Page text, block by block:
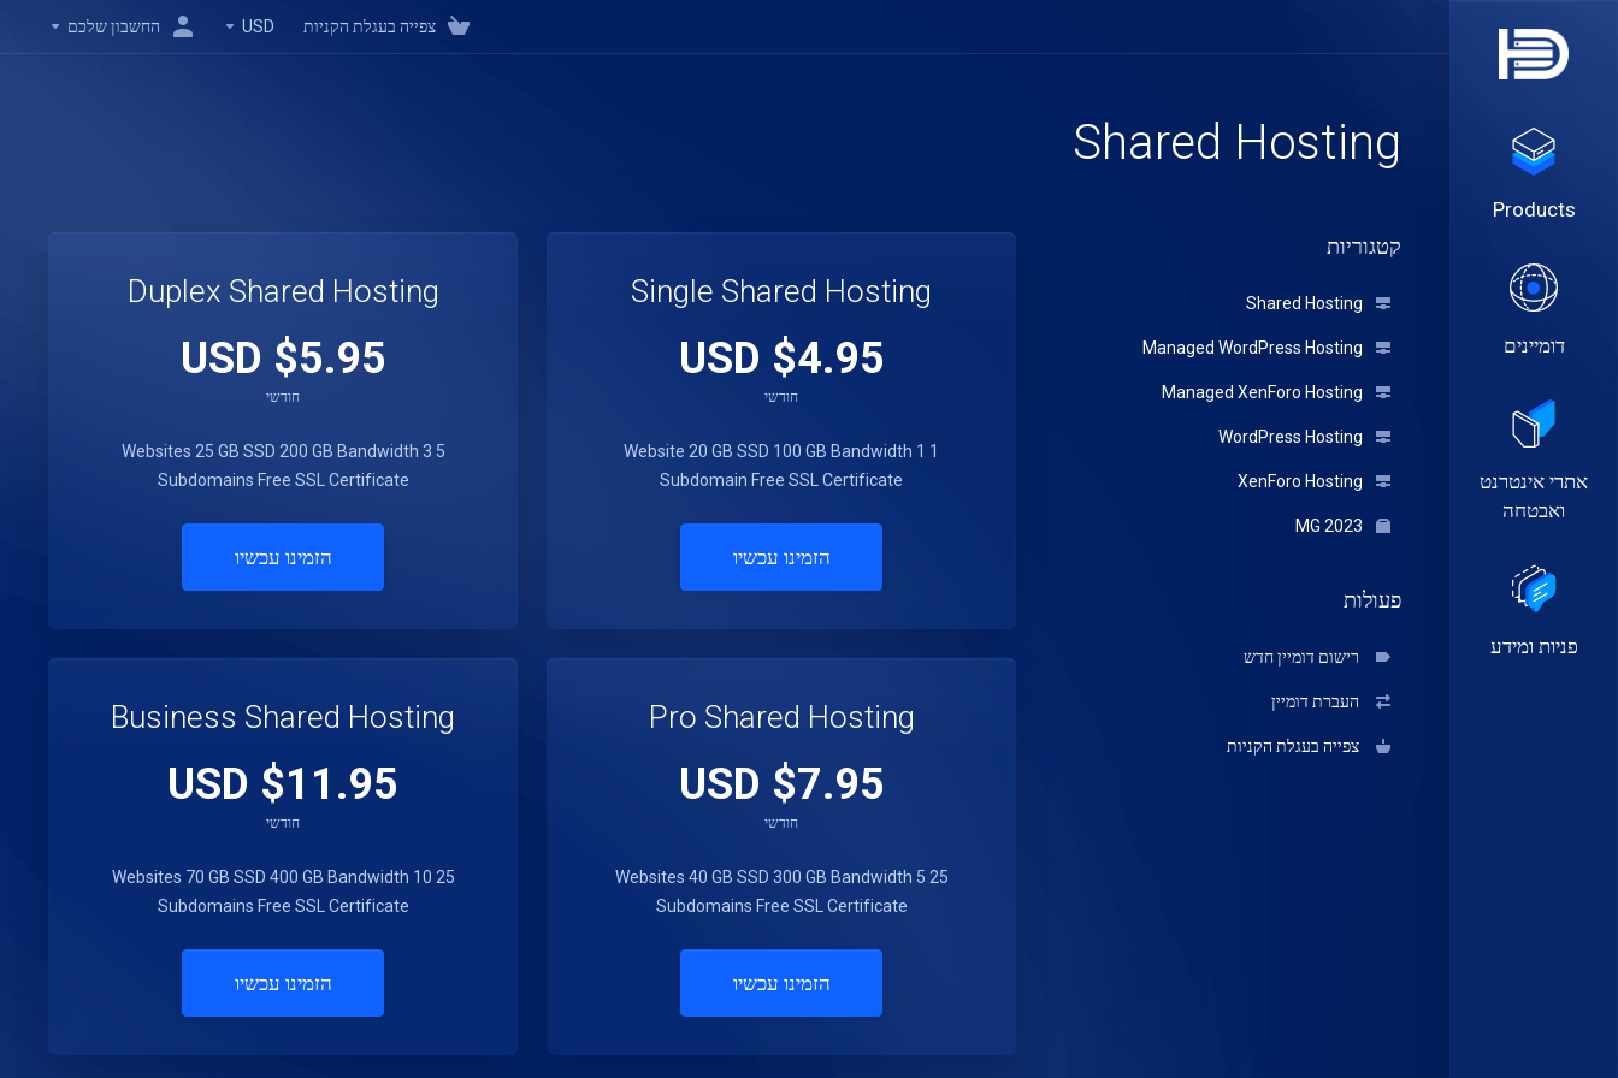
Products
דומיינים
אתרי אינטרנט
ואבטחה
פניות ומידע
צפייה בעגלת הקניות USD החשבון שלכם
Shared Hosting
קטגוריות
פעולות
רישום דומיין חדש
העברת דומיין
צפייה בעגלת הקניות
Single Shared Hosting
$4.95 USD
חודשי
1 Website
20 GB SSD 100 GB Bandwidth 1
Subdomain Free SSL Certificate
הזמינו עכשיו
Duplex Shared Hosting
$5.95 USD
חודשי
5 Websites
25 GB SSD 200 GB Bandwidth 3
Subdomains Free SSL Certificate
הזמינו עכשיו
Pro Shared Hosting
$7.95 USD
חודשי
25 Websites
40 GB SSD 300 GB Bandwidth 5
Subdomains Free SSL Certificate
הזמינו עכשיו
Business Shared Hosting
$11.95 USD
חודשי
25 Websites
70 GB SSD 400 GB Bandwidth 10
Subdomains Free SSL Certificate
הזמינו עכשיו